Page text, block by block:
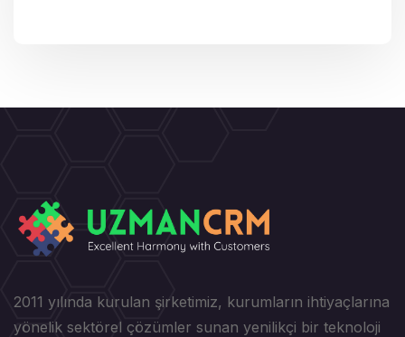
2011 yılında kurulan şirketimiz, kurumların ihtiyaçlarına
yönelik sektörel çözümler sunan yenilikçi bir teknoloji